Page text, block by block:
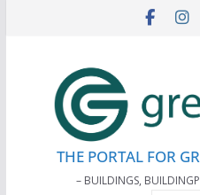
THE PORTAL FOR
– BUILDINGS,